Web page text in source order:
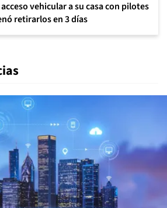
vehicular a su casa con pilotes
retirarlos en 3 días